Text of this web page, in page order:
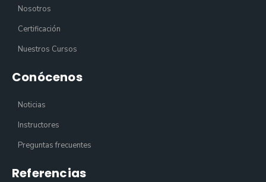
Nosotros
Certificación
Nuestros Cursos
Conócenos
Noticias
Instructores
Preguntas frecuentes
Referencias